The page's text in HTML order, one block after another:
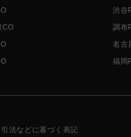
渋谷
調布
名古
福岡
法などに基づく表記